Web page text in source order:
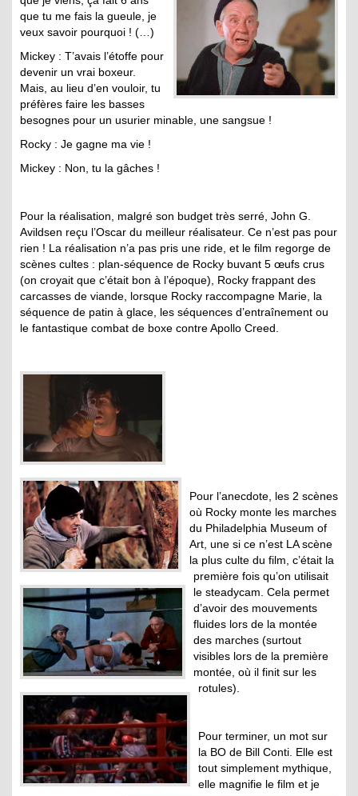
que tu me fais la gueule, je
veux savoir pourquoi ! (…)
Mickey : T’avais l’étoffe pour
devenir un vrai boxeur.
Mais, au lieu d’en vouloir, tu
préfères faire les basses
besognes pour un usurier minable, une sangsue !
Rocky : Je gagne ma vie !
Mickey : Non, tu la gâches !
Pour la réalisation, malgré son budget très serré, John G.
Avildsen reçu l’Oscar du meilleur réalisateur. Ce n’est pas pour
rien ! La réalisation n’a pas pris une ride, et le film regorge de
scènes cultes : plan-séquence de Rocky buvant 5 œufs crus
(on croyait que c’était bon à l’époque), Rocky frappant des
carcasses de viande, lorsque Rocky raccompagne Marie, la
séquence de patin à glace, les séquences d’entraînement ou
le fantastique combat de boxe contre Apollo Creed.
Pour l’anecdote, les 2 scènes
où Rocky monte les marches
du Philadelphia Museum of
Art, une si ce n’est LA scène
la plus culte du film, c’était la
première fois qu’on utilisait
le steadycam. Cela permet
d’avoir des mouvements
fluides lors de la montée
des marches (surtout
visibles lors de la première
montée, où il finit sur les
rotules).
Pour terminer, un mot sur
la BO de Bill Conti. Elle est
tout simplement mythique,
elle magnifie le film et je